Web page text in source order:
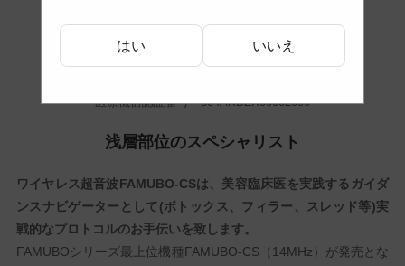
ポータブル型ワイヤレスエコー
医療機器認証番号 304AKBZX00002000
浅層部位のスペシャリスト
ワイヤレス超音波FAMUBO-CSは、美容臨床医を実践するガイダ
ンスナビゲーターとして(ボトックス、フィラー、スレッド等)実
戦的なプロトコルのお手伝いを致します。
FAMUBOシリーズ最上位機種FAMUBO-CS（14MHz）が発売とな
はい いいえ